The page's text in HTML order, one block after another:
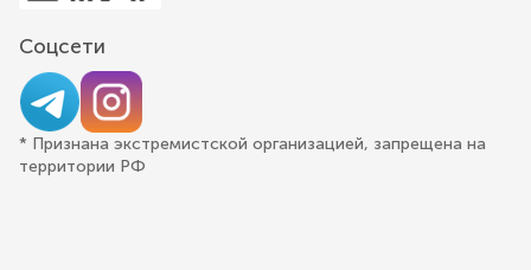
Соцсети
* Признана экстремистской организацией, запрещена на
территории РФ